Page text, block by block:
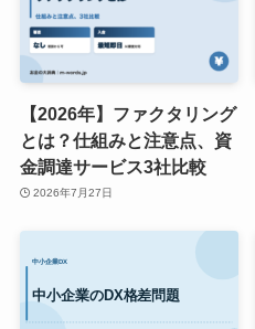
【2026年】ファクタリング
とは？仕組みと注意点、資
金調達サービス3社比較
2026年7月27日